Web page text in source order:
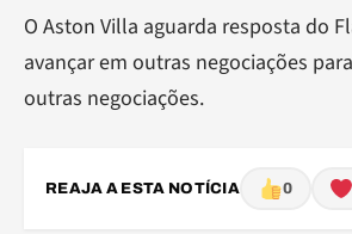
O Aston Villa aguarda resposta do
avançar em outras negociações
outras negociações.
REAJA A ESTA NOTÍCIA 0